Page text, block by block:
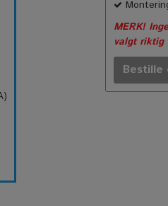
MERK!
valgt riktig
Bestille